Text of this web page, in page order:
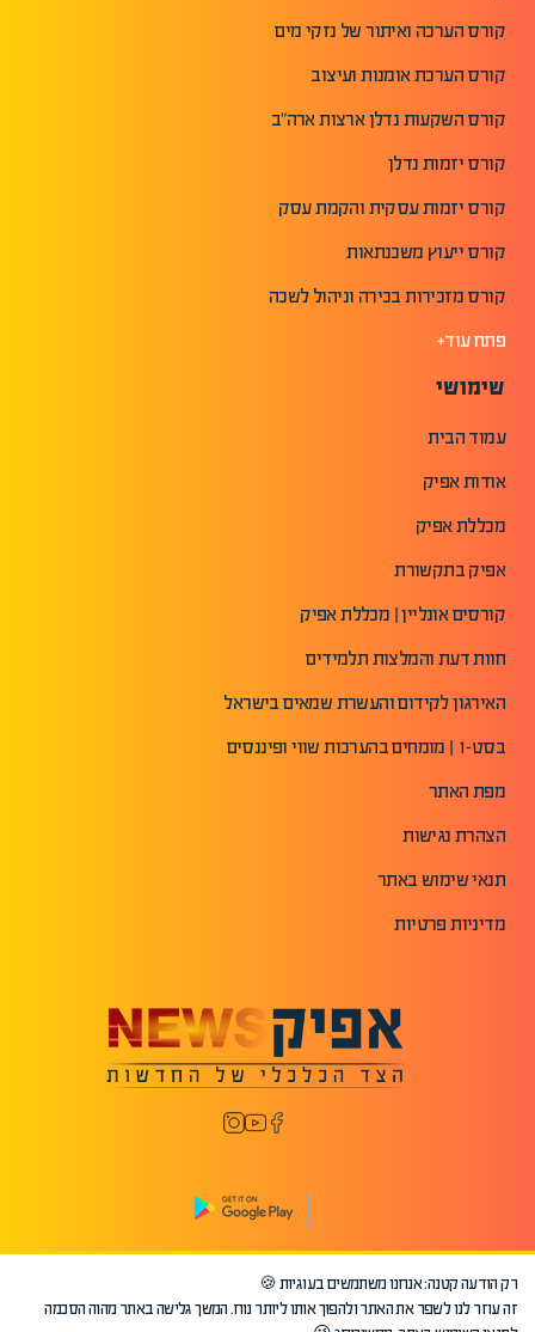
קורס הערכה ואיתור של נזקי מים
קורס הערכת אומנות ועיצוב
קורס השקעות נדלן ארצות ארה"ב
קורס יזמות נדלן
קורס יזמות עסקית והקמת עסק
קורס ייעוץ משכנתאות
קורס מזכירות בכירה וניהול לשכה
פתח עוד+
שימושי
עמוד הבית
אודות אפיק
מכללת אפיק
אפיק בתקשורת
קורסים אונליין | מכללת אפיק
חוות דעת והמלצות תלמידים
האירגון לקידום והעשרת שמאים בישראל
בסט-1 | מומחים בהערכות שווי ופיננסים
מפת האתר
הצהרת נגישות
תנאי שימוש באתר
מדיניות פרטיות
©2026 כל הזכויות שמורות לאפיק.
רק הודעה קטנה: אנחנו משתמשים בעוגיות 🍪
זה עוזר לנו לשפר את האתר ולהפוך אותו ליותר נוח. המשך גלישה באתר מהוה הסכמה